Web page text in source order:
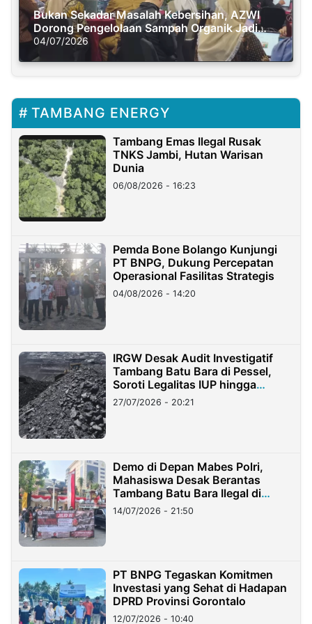
Bukan Sekadar Masalah Kebersihan, AZWI
Dorong Pengelolaan Sampah Organik Jadi
Solusi Krisis Iklim
04/07/2026
TAMBANG ENERGY
Tambang Emas Ilegal Rusak
TNKS Jambi, Hutan Warisan
Dunia
06/08/2026 - 16:23
Pemda Bone Bolango Kunjungi
PT BNPG, Dukung Percepatan
Operasional Fasilitas Strategis
04/08/2026 - 14:20
IRGW Desak Audit Investigatif
Tambang Batu Bara di Pessel,
Soroti Legalitas IUP hingga
Stockpile
27/07/2026 - 20:21
Demo di Depan Mabes Polri,
Mahasiswa Desak Berantas
Tambang Batu Bara Ilegal di
Lampung
14/07/2026 - 21:50
PT BNPG Tegaskan Komitmen
Investasi yang Sehat di Hadapan
DPRD Provinsi Gorontalo
12/07/2026 - 10:40